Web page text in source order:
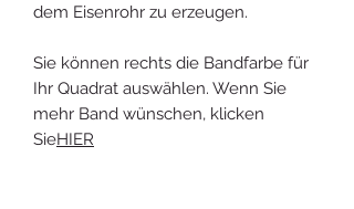
dem Eisenrohr zu erzeugen.
Sie können rechts die Bandfarbe für
Ihr Quadrat auswählen. Wenn Sie
mehr Band wünschen, klicken
SieHIER